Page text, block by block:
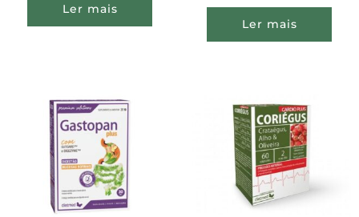
Ler mais
Ler mais